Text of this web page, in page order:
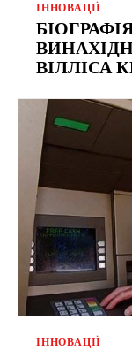
ІННОВАЦІЇ
ВІЛЛІСА
ІННОВАЦІЇ